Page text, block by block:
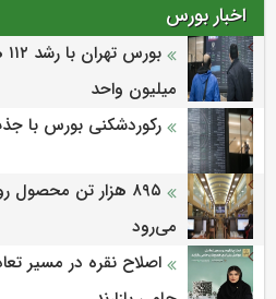
اخبار بورس
میلیون واحد
رکوردشکنی بورس با جذب ۶.۲ همت سرمایه
۸۹۵ هزار تن
می‌‌رود
اصلاح نقره در مسیر